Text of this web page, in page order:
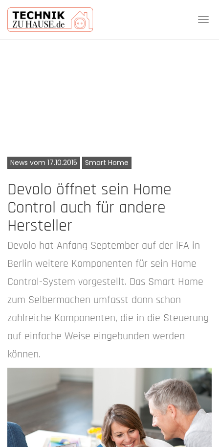
News vom 17.10.2015 Smart Home
Devolo öffnet sein Home
Control auch für andere
Hersteller
Devolo hat Anfang September auf der iFA in
Berlin weitere Komponenten für sein Home
Control-System vorgestellt. Das Smart Home
zum Selbermachen umfasst dann schon
zahlreiche Komponenten, die in die Steuerung
auf einfache Weise eingebunden werden
können.